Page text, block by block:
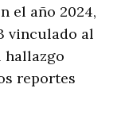
el año 2024,
vinculado al
hallazgo
reportes